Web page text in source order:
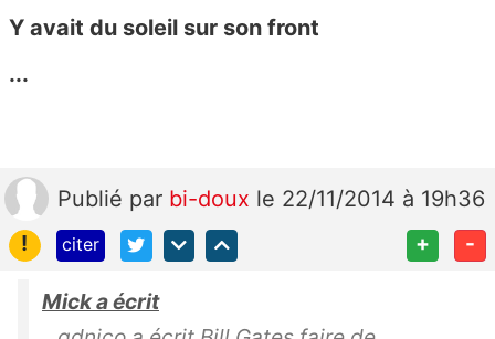
Y avait du soleil sur son front
...
Publié par bi-doux le 22/11/2014 à 19h36
!
citer + -
Mick a écrit